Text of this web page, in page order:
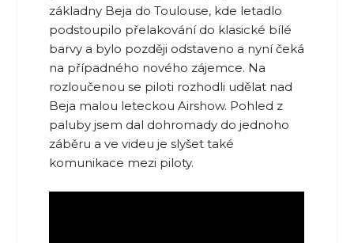
základny Beja do Toulouse, kde letadlo
podstoupilo přelakování do klasické bílé
barvy a bylo později odstaveno a nyní čeká
na případného nového zájemce. Na
rozloučenou se piloti rozhodli udělat nad
Beja malou leteckou Airshow. Pohled z
paluby jsem dal dohromady do jednoho
záběru a ve videu je slyšet také
komunikace mezi piloty.